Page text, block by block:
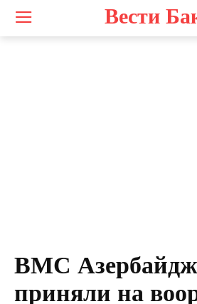
Вести
ВМС
приняли на